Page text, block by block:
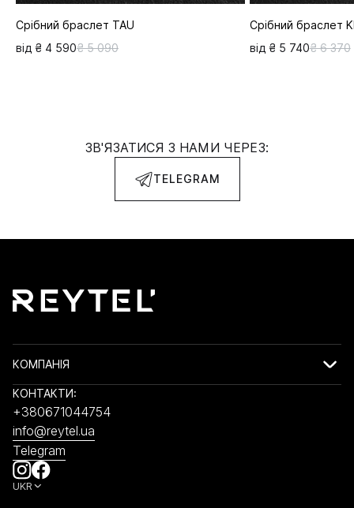
Срібний браслет TAU
від ₴ 4 590₴ 5 090
Срібний браслет
від ₴ 5 740₴ 6 370
ЗВ'ЯЗАТИСЯ З НАМИ ЧЕРЕЗ:
TELEGRAM
КОМПАНІЯ
КОНТАКТИ:
+380671044754
info@reytel.ua
Telegram
UKR